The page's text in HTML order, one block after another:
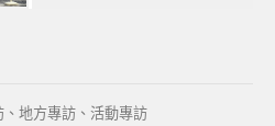
地方專訪、活動專訪